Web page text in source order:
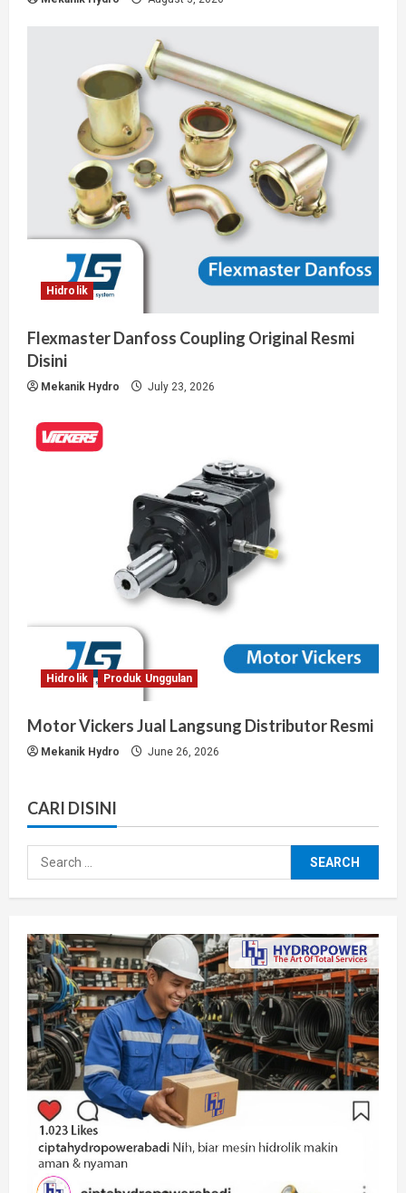
Hidrolik
Flexmaster Danfoss Coupling Original Resmi
Disini
Mekanik Hydro July 23, 2026
Hidrolik Produk Unggulan
Motor Vickers Jual Langsung Distributor Resmi
Mekanik Hydro June 26, 2026
CARI DISINI
Search
for: